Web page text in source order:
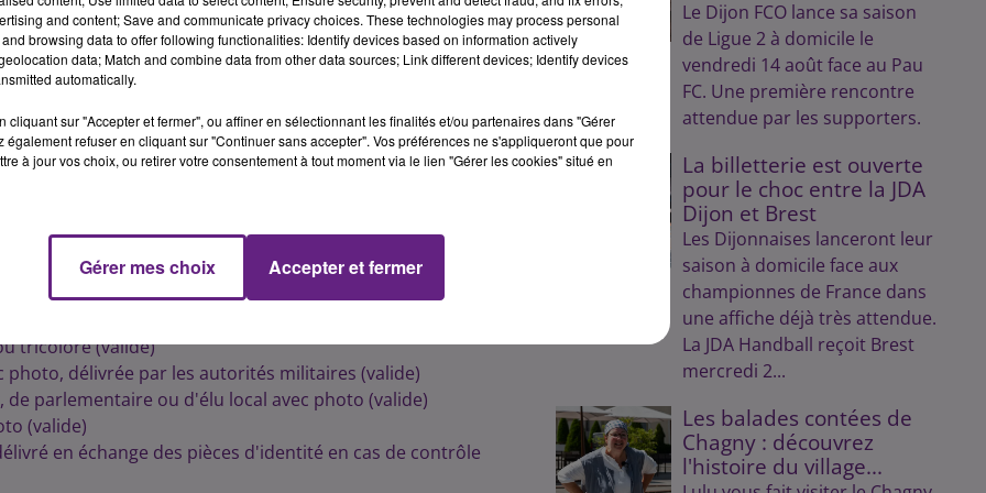
de vote dans le département de Côte d'Or, ils seront
Toutefois pour les communes de Chenove, Chevigny
Quetigny et Saint Appolinaire le scrutin sera clos à 19 h 00.
dans les communes de plus de 1000 habitants.
la SNCF
de l'�?tat (valide)
tricolore (valide)
délivrée par les autorités militaires (valide)
parlementaire ou d'élu local avec photo (valide)
(valide)
en échange des pièces d'identité en cas de contrôle
Le Dijon FCO lance sa saison
de Ligue 2 à domicile le
vendredi 14 août face au Pau
FC. Une première rencontre
attendue par les supporters.
La billetterie est ouverte
pour le choc entre la JDA
Dijon et Brest
Les Dijonnaises lanceront leur
saison à domicile face aux
championnes de France dans
une affiche déjà très attendue.
La JDA Handball reçoit Brest
mercredi 2...
Les balades contées de
Chagny : découvrez
l'histoire du village...
and content; Save and communicate privacy choices. These technologies may process personal
browsing data to offer following functionalities: Identify devices based on information actively
data; Match and combine data from other data sources; Link different devices; Identify devices
automatically.
cliquant sur "Accepter et fermer", ou affiner en sélectionnant les finalités et/ou partenaires dans "Gérer
également refuser en cliquant sur "Continuer sans accepter". Vos préférences ne s'appliqueront que pour
à jour vos choix, ou retirer votre consentement à tout moment via le lien "Gérer les cookies" situé en
Gérer mes choix Accepter et fermer